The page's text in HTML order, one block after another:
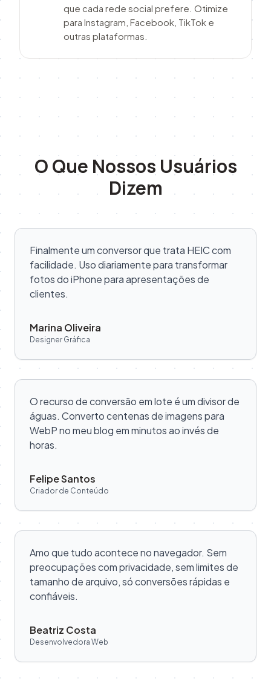
que cada rede social prefere. Otimize
para Instagram, Facebook, TikTok e
outras plataformas.
O Que Nossos Usuários
Dizem
Finalmente um conversor que trata HEIC com
facilidade. Uso diariamente para transformar
fotos do iPhone para apresentações de
clientes.
Marina Oliveira
Designer Gráfica
O recurso de conversão em lote é um divisor de
águas. Converto centenas de imagens para
WebP no meu blog em minutos ao invés de
horas.
Felipe Santos
Criador de Conteúdo
Amo que tudo acontece no navegador. Sem
preocupações com privacidade, sem limites de
tamanho de arquivo, só conversões rápidas e
confiáveis.
Beatriz Costa
Desenvolvedora Web